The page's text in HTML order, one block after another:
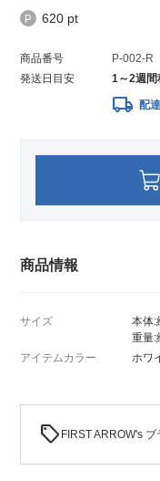
620 pt
商品番号
P-002-R
発送日目安
1～2週間
local_shipping 配
商品情報
サイズ
本体:
重量:
アイテムカラー
ホワ
sell FIRST ARROW's